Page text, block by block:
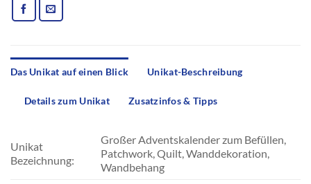
Das Unikat auf einen Blick Unikat-Beschreibung
Details zum Unikat Zusatzinfos & Tipps
Unikat
Bezeichnung:
Großer Adventskalender zum Befüllen,
Patchwork, Quilt, Wanddekoration,
Wandbehang